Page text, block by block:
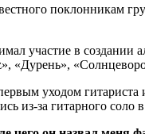
поклонникам
участие в
«Дурень»,
уходом
из-за гитарного соло